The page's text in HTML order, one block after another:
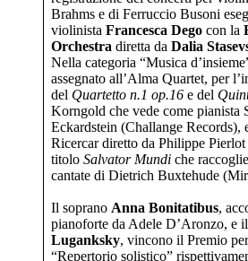
Brahms e di Ferruccio Busoni
violinista Francesca Dego con la
Orchestra diretta da Dalia
Nella categoria “Musica
assegnato all’Alma Quartet, per
del Quartetto n.1 op.16 e del
Korngold che vede come pianista
Eckardstein (Challange Records),
Ricercar diretto da Philippe
titolo Salvator Mundi che
cantate di Dietrich Buxtehude
Il soprano Anna Bonitatibus,
pianoforte da Adele D’Aronzo, e
Luganksky, vincono il Premio
“Repertorio solistico”